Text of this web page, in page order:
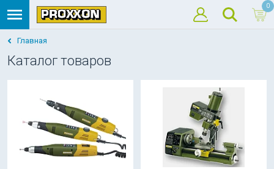
0
Главная
Каталог товаров